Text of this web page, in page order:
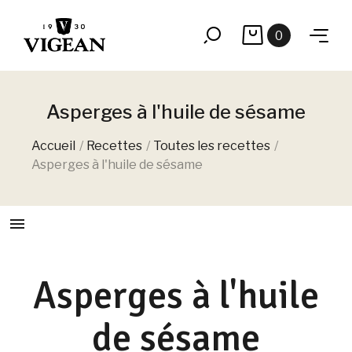
0
Asperges à l'huile de sésame
Accueil Recettes
Toutes les recettes
Asperges à l'huile de sésame
menu
Asperges à l'huile
de sésame